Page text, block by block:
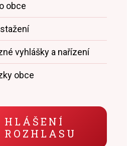
obce
vyhlášky a nařízení
obce
HLÁŠENÍ
ROZHLASU